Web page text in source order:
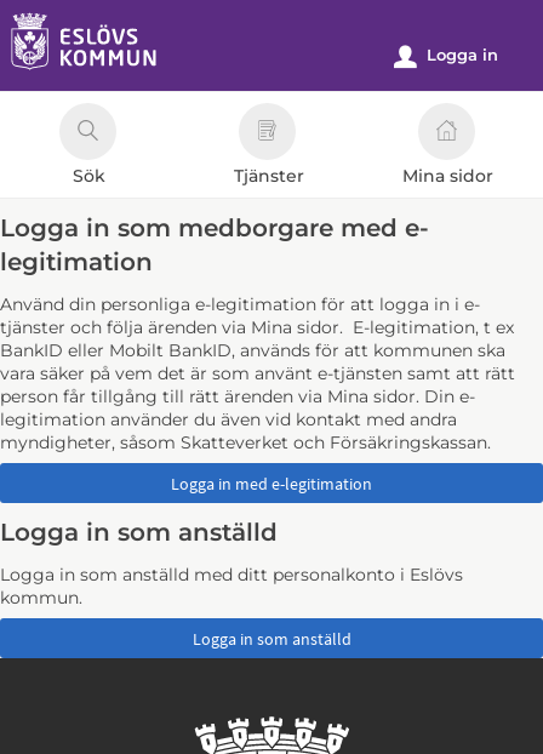
Välkommen
till
e-
tjänster
Eslövs
kommun
Sök Tjänster Mina sidor
u Logga in
Logga in som medborgare med e-
legitimation
Använd din personliga e-legitimation för att logga in i e-
tjänster och följa ärenden via Mina sidor. E-legitimation, t ex
BankID eller Mobilt BankID, används för att kommunen ska
vara säker på vem det är som använt e-tjänsten samt att rätt
person får tillgång till rätt ärenden via Mina sidor. Din e-
legitimation använder du även vid kontakt med andra
myndigheter, såsom Skatteverket och Försäkringskassan.
Logga in som anställd
Logga in som anställd med ditt personalkonto i Eslövs
kommun.